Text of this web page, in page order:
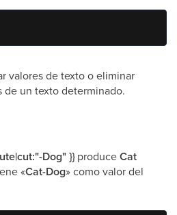
valores de texto o eliminar
de un texto determinado.
Dog" }}produceCat
«Cat-Dog» como valor del